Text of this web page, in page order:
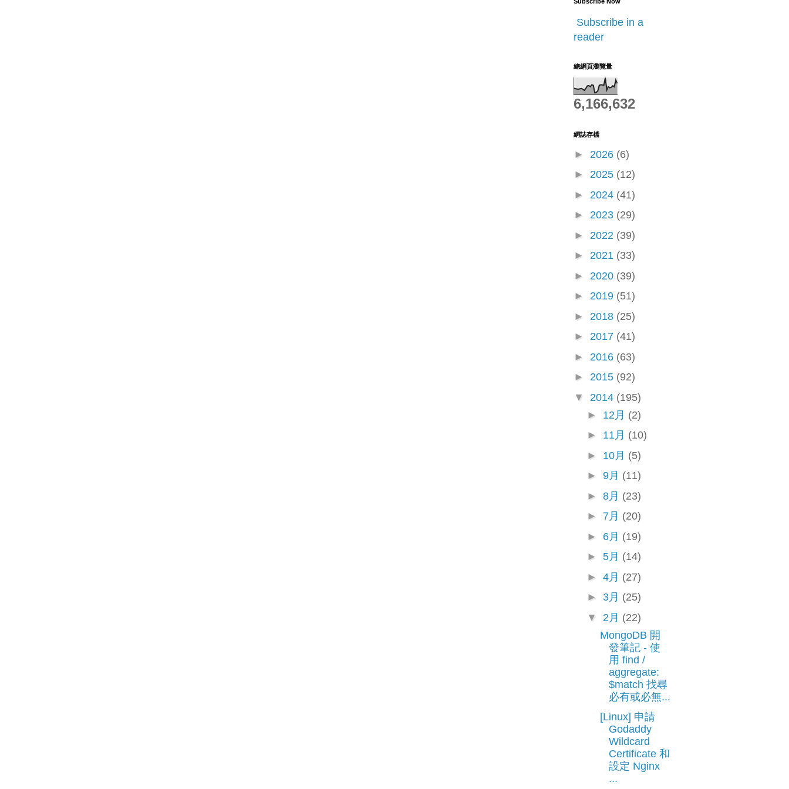
Subscribe in a
reader
總網頁瀏覽量
6,166,632
網誌存檔
► 2026 (6)
► 2025 (12)
► 2024 (41)
► 2023 (29)
► 2022 (39)
► 2021 (33)
► 2020 (39)
► 2019 (51)
► 2018 (25)
► 2017 (41)
► 2016 (63)
► 2015 (92)
▼ 2014 (195)
► 12月 (2)
► 11月 (10)
► 10月 (5)
► 9月 (11)
► 8月 (23)
► 7月 (20)
► 6月 (19)
► 5月 (14)
► 4月 (27)
► 3月 (25)
▼ 2月 (22)
MongoDB 開
發筆記 - 使
用 find /
aggregate:
$match 找尋
必有或必無...
[Linux] 申請
Godaddy
Wildcard
Certificate 和
設定 Nginx
...